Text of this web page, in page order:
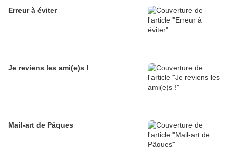
Erreur à éviter
Je reviens les ami(e)s !
Mail-art de Pâques